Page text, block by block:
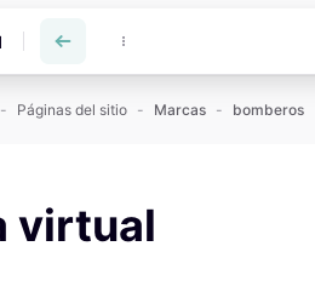
Páginas del sitio Marcas bomberos
virtual